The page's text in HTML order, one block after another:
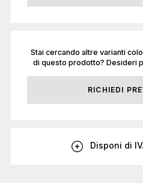
Stai cercando altre varianti
di questo prodotto? Desideri
RICHIEDI
Disponi di